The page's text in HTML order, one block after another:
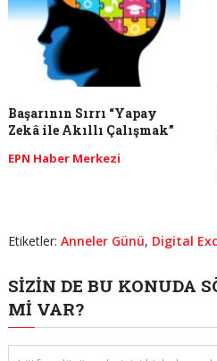
Başarının Sırrı “Yapay
Zekâ ile Akıllı Çalışmak”
EPN Haber Merkezi
Etiketler: Anneler Günü, Digital
SIZIN DE BU KONUDA
MI VAR?